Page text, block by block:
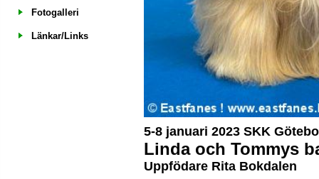
Fotogalleri
Länkar/Links
5-8 januari 2023 SKK
Linda och Tommys
Uppfödare Rita Bokdalen